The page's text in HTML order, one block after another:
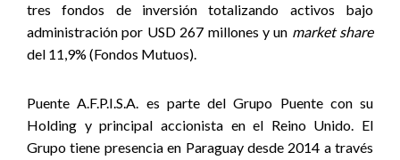
tres fondos de inversión totalizando activos bajo
administración por USD 267 millones y un market share
del 11,9% (Fondos Mutuos).
Puente A.F.P.I.S.A. es parte del Grupo Puente con su
Holding y principal accionista en el Reino Unido. El
Grupo tiene presencia en Paraguay desde 2014 a través